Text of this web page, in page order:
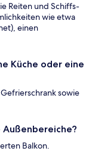
Reiten und Schiffs-
wie etwa
einen
Küche oder eine
sowie
Balkon.